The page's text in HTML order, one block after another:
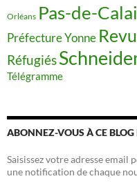
Orléans Pas-de-
Préfecture Yonne
Réfugiés
Télégramme
ABONNEZ-VOUS À CE BLOG
Saisissez votre adresse email
une notification de chaque